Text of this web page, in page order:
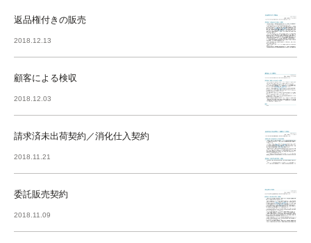
返品権付きの販売
2018.12.13
顧客による検収
2018.12.03
請求済未出荷契約／消化仕入契約
2018.11.21
委託販売契約
2018.11.09